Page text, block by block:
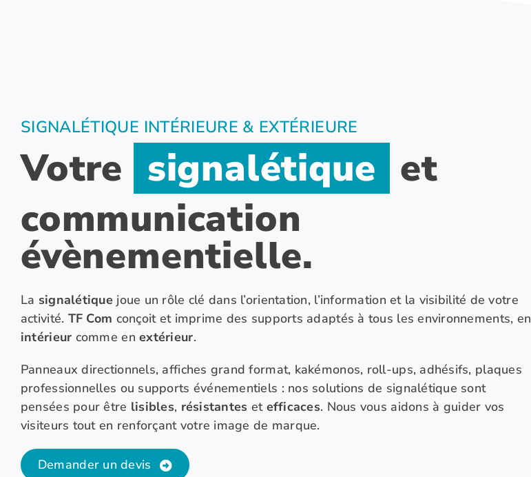
SIGNALÉTIQUE INTÉRIEURE & EXTÉRIEURE
Votre signalétique ​​​​ et
communication
évènementielle.
La signalétique joue un rôle clé dans l’orientation, l’information et la visibilité de votre
activité. TF Com conçoit et imprime des supports adaptés à tous les environnements, en
intérieur comme enextérieur.
Panneaux directionnels, affiches grand format, kakémonos, roll-ups, adhésifs, plaques
professionnelles ou supports événementiels : nos solutions de signalétique sont
pensées pour être lisibles, résistantes et efficaces. Nous vous aidons à guider vos
visiteurs tout en renforçant votre image de marque.
Demander un devis